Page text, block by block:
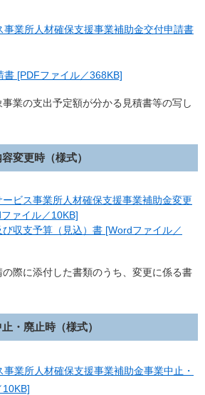
事業所人材確保支援事業補助金交付申請書
書 [PDFファイル／368KB]
業の支出予定額が分かる見積書等の写し
変更時（様式）
ビス事業所人材確保支援事業補助金変更
ァイル／10KB]
収支予算（見込）書 [Wordファイル／
際に添付した書類のうち、変更に係る書
・廃止時（様式）
業所人材確保支援事業補助金事業中止・